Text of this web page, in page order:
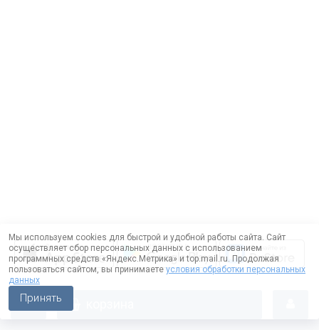
Мы используем cookies для быстрой и удобной работы сайта. Сайт
осуществляет сбор персональных данных с использованием
программных средств «Яндекс.Метрика» и top.mail.ru. Продолжая
пользоваться сайтом, вы принимаете условия обработки персональных
данных
Принять